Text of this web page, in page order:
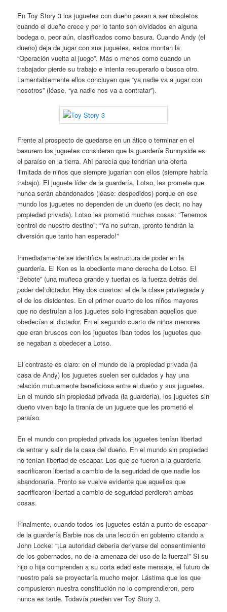
En Toy Story 3 los juguetes con dueño pasan a ser obsoletos
cuando el dueño crece y por lo tanto son olvidados en alguna
bodega o, peor aún, clasificados como basura. Cuando Andy (el
dueño) deja de jugar con sus juguetes, estos montan la
“Operación vuelta al juego”. Más o menos como cuando un
trabajador pierde su trabajo e intenta recuperarlo o busca otro.
Lamentablemente ellos concluyen que “ya nadie va a jugar con
nosotros” (léase, “ya nadie nos va a contratar”).
Frente al prospecto de quedarse en un ático o terminar en el
basurero los juguetes consideran que la guardería Sunnyside es
el paraíso en la tierra. Ahí parecía que tendrían una oferta
ilimitada de niños que siempre jugarían con ellos (siempre habría
trabajo). El juguete líder de la guardería, Lotso, les promete que
nunca serán abandonados (léase: despedidos) porque en ese
mundo los juguetes no dependen de un dueño (es decir, no hay
propiedad privada). Lotso les prometió muchas cosas: “Tenemos
control de nuestro destino”; “Ya no sufran, ¡pronto tendrán la
diversión que tanto han esperado!”
Inmediatamente se identifica la estructura de poder en la
guardería. El Ken es la obediente mano derecha de Lotso. El
“Bebote” (una muñeca grande y tuerta) es la fuerza detrás del
poder del dictador. Hay dos cuartos: el de la clase privilegiada y
el de los disidentes. En el primer cuarto de los niños mayores
que no destruían a los juguetes solo ingresaban aquellos que
obedecían al dictador. En el segundo cuarto de niños menores
que eran bruscos con los juguetes iban todos los juguetes que
se negaban a obedecer a Lotso.
El contraste es claro: en el mundo de la propiedad privada (la
casa de Andy) los juguetes suelen ser cuidados y hay una
relación mutuamente beneficiosa entre el dueño y sus juguetes.
En el mundo sin propiedad privada (la guardería), los juguetes sin
dueño viven bajo la tiranía de un juguete que les prometió el
paraíso.
En el mundo con propiedad privada los juguetes tenían libertad
de entrar y salir de la casa del dueño. En el mundo sin propiedad
no tenían libertad de escapar. Los que se fueron a la guardería
sacrificaron libertad a cambio de la seguridad de que nadie los
abandonaría. Pronto se vuelve evidente que aquellos que
sacrificaron libertad a cambio de seguridad perdieron ambas
cosas.
Finalmente, cuando todos los juguetes están a punto de escapar
de la guardería Barbie nos da una lección en gobierno citando a
John Locke: “¡La autoridad debería derivarse del consentimiento
de los gobernados, no de la amenaza del uso de la fuerza!” Si su
hijo o hija comprenden a su corta edad este mensaje, el futuro de
nuestro país se proyectaría mucho mejor. Lástima que los que
compusieron nuestra constitución no lo comprendieron, pero
nunca es tarde. Todavía pueden ver Toy Story 3.